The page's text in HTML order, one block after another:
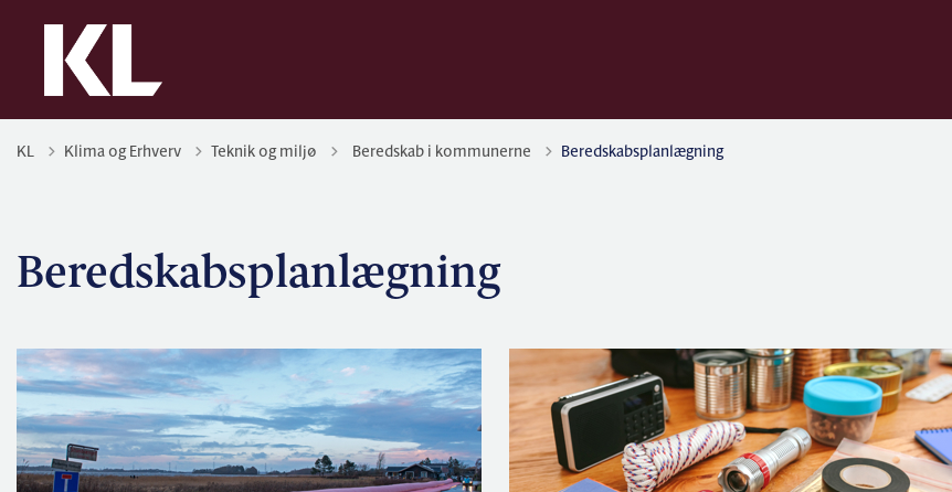
KL Klima og Erhverv Teknik og miljø Tilbage til
Beredskab i kommunerne Beredskabsplanlægning
Beredskabsplanlægning